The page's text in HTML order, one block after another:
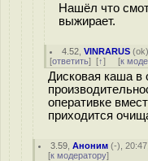
Нашёл что
выжирает.
4.52 ,VINRARUS (ok
[ответить] [↑] [к
Дисковая каша в
оперативке
приходится
3.59 ,Аноним (-),
[к модератору]